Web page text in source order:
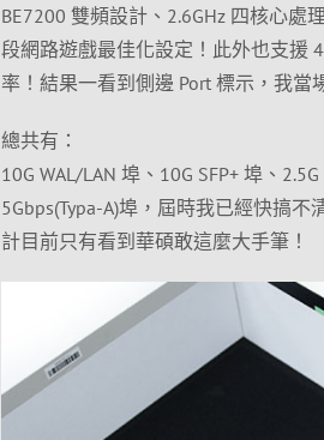
BE7200 雙頻設計、2.6GHz 四核心處
段網路遊戲最佳化設定！此外也支援
率！結果一看到側邊 Port 標示，我當
總共有：
10G WAL/LAN 埠、10G SFP+ 埠、
5Gbps(Typa-A)埠，屆時我已經快搞
計目前只有看到華碩敢這麼大手筆！